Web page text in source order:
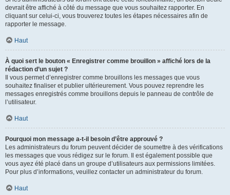
devrait être affiché à côté du message que vous souhaitez rapporter. En
cliquant sur celui-ci, vous trouverez toutes les étapes nécessaires afin de
rapporter le message.
Haut
À quoi sert le bouton « Enregistrer comme brouillon » affiché lors de la
rédaction d’un sujet ?
Il vous permet d’enregistrer comme brouillons les messages que vous
souhaitez finaliser et publier ultérieurement. Vous pouvez reprendre les
messages enregistrés comme brouillons depuis le panneau de contrôle de
l’utilisateur.
Haut
Pourquoi mon message a-t-il besoin d’être approuvé ?
Les administrateurs du forum peuvent décider de soumettre à des vérifications
les messages que vous rédigez sur le forum. Il est également possible que
vous ayez été placé dans un groupe d’utilisateurs aux permissions limitées.
Pour plus d’informations, veuillez contacter un administrateur du forum.
Haut